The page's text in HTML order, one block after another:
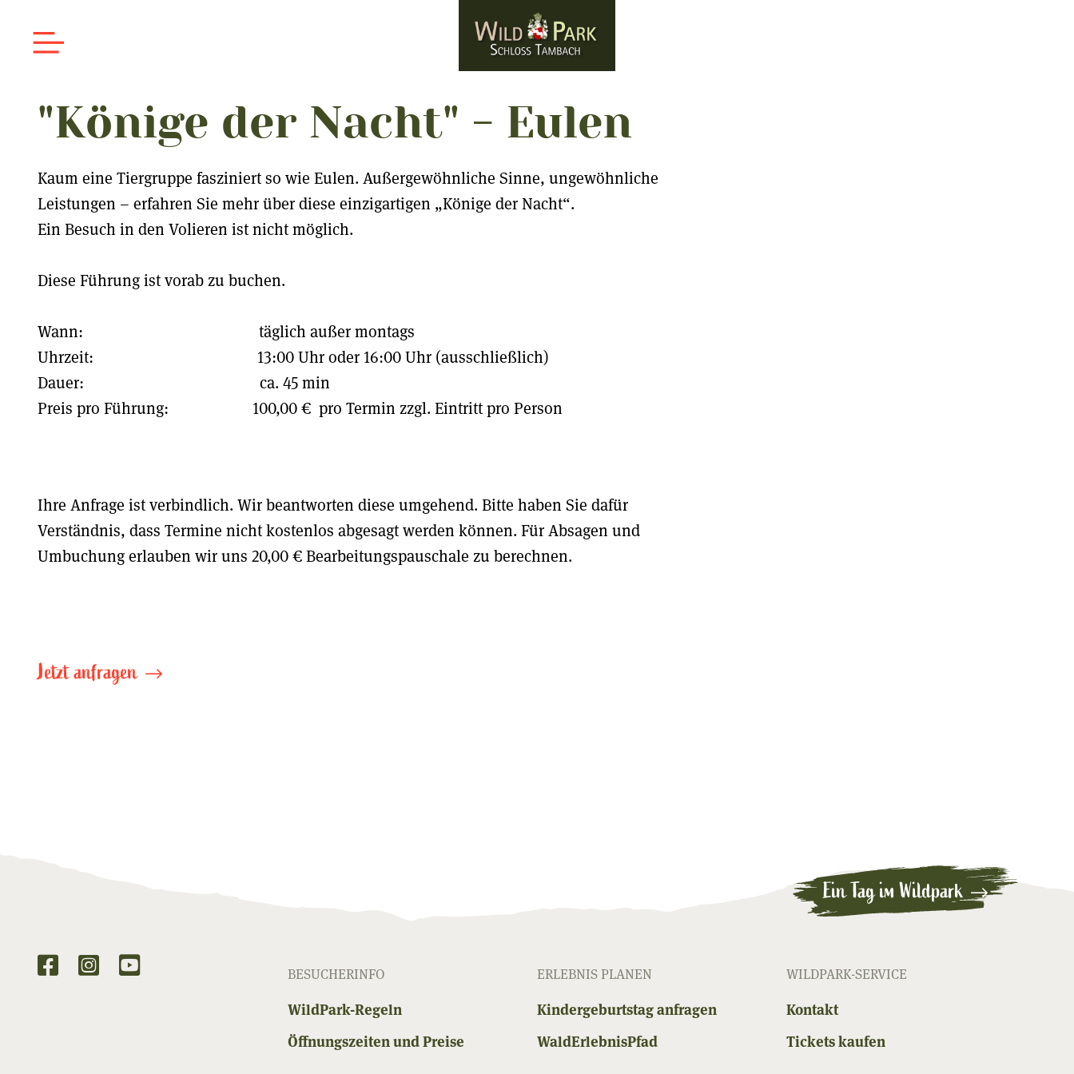
"Könige der Nacht" - Eulen
Kaum eine Tiergruppe fasziniert so wie Eulen. Außergewöhnliche Sinne, ungewöhnliche
Leistungen – erfahren Sie mehr über diese einzigartigen „Könige der Nacht“.
Ein Besuch in den Volieren ist nicht möglich.
Diese Führung ist vorab zu buchen.
Wann: täglich außer montags
Uhrzeit: 13:00 Uhr oder 16:00 Uhr (ausschließlich)
Dauer: ca. 45 min
Preis pro Führung: 100,00 € pro Termin zzgl. Eintritt pro Person
Ihre Anfrage ist verbindlich. Wir beantworten diese umgehend. Bitte haben Sie dafür
Verständnis, dass Termine nicht kostenlos abgesagt werden können. Für Absagen und
Umbuchung erlauben wir uns 20,00 € Bearbeitungspauschale zu berechnen.
Jetzt anfragen
Ein Tag im Wildpark
BESUCHERINFO
WildPark-Regeln
Öffnungszeiten und Preise
ERLEBNIS PLANEN
Kindergeburtstag anfragen
WaldErlebnisPfad
WILDPARK-SERVICE
Kontakt
Tickets kaufen